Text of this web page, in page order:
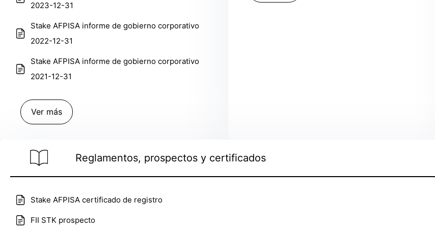
2023-12-31
Stake AFPISA informe de gobierno corporativo
2022-12-31
Stake AFPISA informe de gobierno corporativo
2021-12-31
Ver más
Reglamentos, prospectos y certificados
Stake AFPISA certificado de registro
FII STK prospecto